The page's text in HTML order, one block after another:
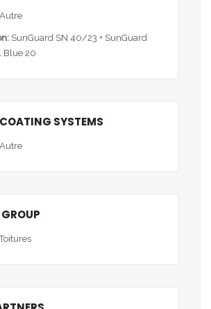
SunGuard SN 40/23 + SunGuard
Blue 20
SYSTEMS